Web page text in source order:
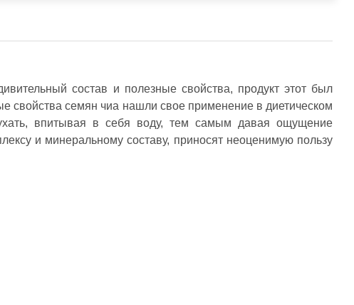
состав и полезные свойства, продукт этот был
семян чиа нашли свое применение в диетическом
впитывая в себя воду, тем самым давая ощущение
и минеральному составу, приносят неоценимую пользу